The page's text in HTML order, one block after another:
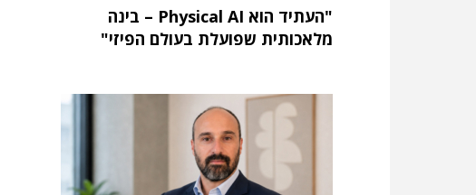
"העתיד הוא Physical AI – בינה
מלאכותית שפועלת בעולם הפיזי"